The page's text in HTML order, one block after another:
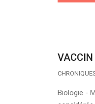
Biologie -